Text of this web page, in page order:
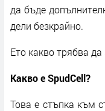
да бъде
дели безкрайно.
Ето какво трябва да
Какво е SpudCell?
Това е стъпка към